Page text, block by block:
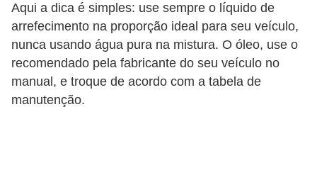
Aqui a dica é simples: use sempre o líquido de
arrefecimento na proporção ideal para seu veículo,
nunca usando água pura na mistura. O óleo, use o
recomendado pela fabricante do seu veículo no
manual, e troque de acordo com a tabela de
manutenção.